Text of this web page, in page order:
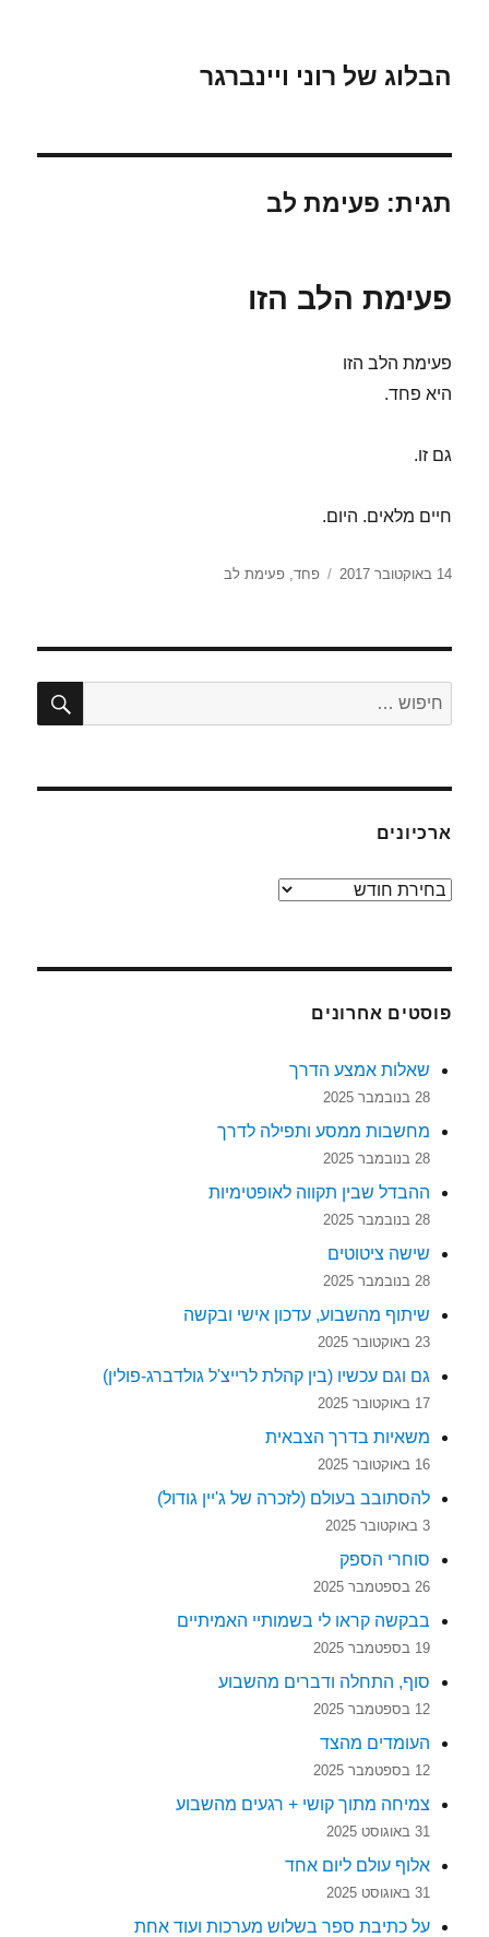
הבלוג של רוני ויינברגר
תגית: פעימת לב
פעימת הלב הזו
פעימת הלב הזו
היא פחד.
גם זו.
חיים מלאים. היום.
פורסם
14 באוקטובר 2017 תגיות
פחד,פעימת לב
חפש:
ארכיונים
ארכיונים
פוסטים אחרונים
שאלות אמצע הדרך
28 בנובמבר 2025
מחשבות ממסע ותפילה לדרך
28 בנובמבר 2025
ההבדל שבין תקווה לאופטימיות
28 בנובמבר 2025
שישה ציטוטים
28 בנובמבר 2025
שיתוף מהשבוע, עדכון אישי ובקשה
23 באוקטובר 2025
גם וגם עכשיו (בין קהלת לרייצ'ל גולדברג-פולין)
17 באוקטובר 2025
משאיות בדרך הצבאית
16 באוקטובר 2025
להסתובב בעולם (לזכרה של ג'יין גודול)
3 באוקטובר 2025
סוחרי הספק
26 בספטמבר 2025
בבקשה קראו לי בשמותיי האמיתיים
19 בספטמבר 2025
סוף, התחלה ודברים מהשבוע
12 בספטמבר 2025
העומדים מהצד
12 בספטמבר 2025
צמיחה מתוך קושי + רגעים מהשבוע
31 באוגוסט 2025
אלוף עולם ליום אחד
31 באוגוסט 2025
על כתיבת ספר בשלוש מערכות ועוד אחת